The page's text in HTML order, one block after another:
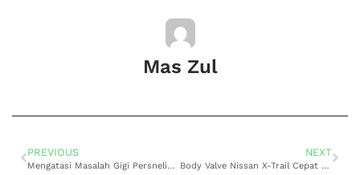
Mas Zul
PREVIOUS
Mengatasi Masalah Gigi Persneling Slip pada Toyota Voxy Matic di Ciputat: Solusi Terbaik di Bengkel Spesialis Transmisi
NEXT
Body Valve Nissan X-Trail Cepat Kotor di Ciputat? Ini Solusinya Agar Transmisi Kembali Halus!